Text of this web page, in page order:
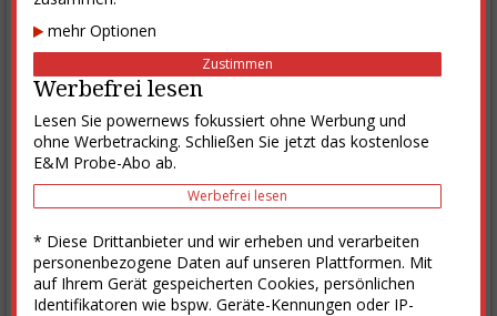
mehr Optionen
Zustimmen
Werbefrei lesen
Lesen Sie powernews fokussiert ohne Werbung und
ohne Werbetracking. Schließen Sie jetzt das kostenlose
E&M Probe-Abo ab.
Werbefrei lesen
* Diese Drittanbieter und wir erheben und verarbeiten
personenbezogene Daten auf unseren Plattformen. Mit
auf Ihrem Gerät gespeicherten Cookies, persönlichen
Identifikatoren wie bspw. Geräte-Kennungen oder IP-